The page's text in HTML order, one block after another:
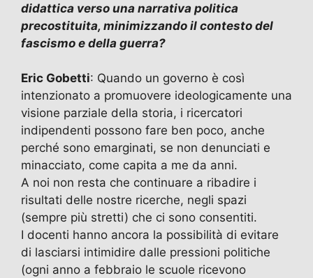
didattica verso una narrativa politica
precostituita, minimizzando il contesto del
fascismo e della guerra?
Eric Gobetti: Quando un governo è così
intenzionato a promuovere ideologicamente una
visione parziale della storia, i ricercatori
indipendenti possono fare ben poco, anche
perché sono emarginati, se non denunciati e
minacciato, come capita a me da anni.
A noi non resta che continuare a ribadire i
risultati delle nostre ricerche, negli spazi
(sempre più stretti) che ci sono consentiti.
I docenti hanno ancora la possibilità di evitare
di lasciarsi intimidire dalle pressioni politiche
(ogni anno a febbraio le scuole ricevono